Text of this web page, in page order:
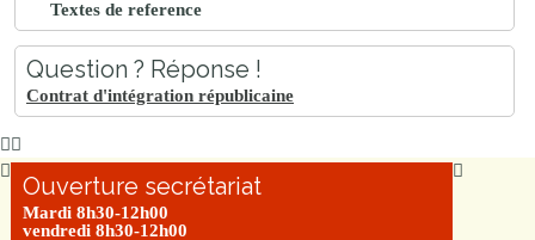
Textes de reference
Question ? Réponse !
Contrat d'intégration républicaine
Ouverture secrétariat
Mardi 8h30-12h00
vendredi 8h30-12h00